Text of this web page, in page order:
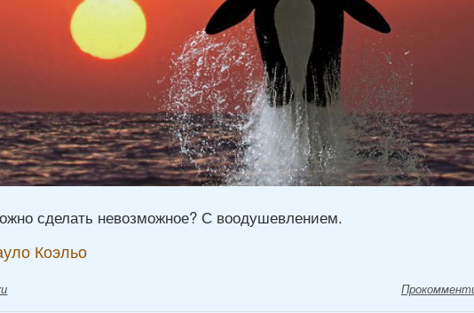
сделать невозможное? С воодушевлением.
Коэльо